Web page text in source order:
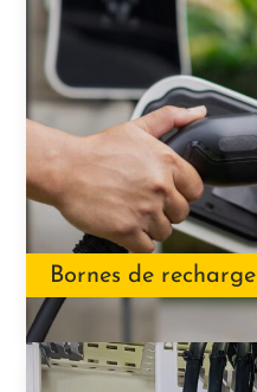
Bornes de recharge